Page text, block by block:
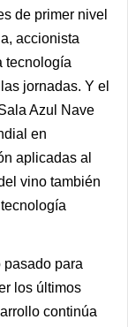
de primer nivel
accionista
tecnología
jornadas. Y el
Azul Nave
en
aplicadas al
vino también
pasado para
los últimos
continúa